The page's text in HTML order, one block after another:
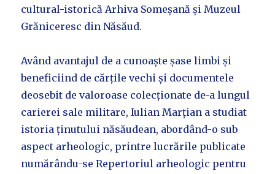
cultural-istorică Arhiva Someșană și Muzeul
Grăniceresc din Năsăud.
Având avantajul de a cunoaște șase limbi și
beneficiind de cărțile vechi și documentele
deosebit de valoroase colecționate de-a lungul
carierei sale militare, Iulian Marțian a studiat
istoria ținutului năsăudean, abordând-o sub
aspect arheologic, printre lucrările publicate
numărându-se Repertoriul arheologic pentru